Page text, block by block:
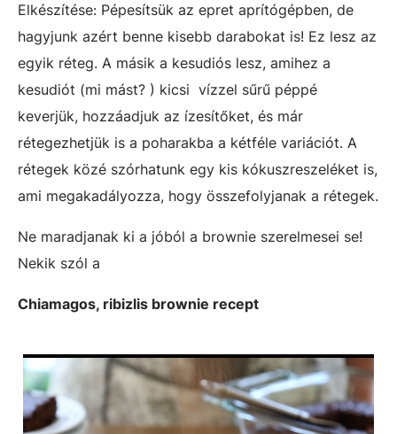
Elkészítése: Pépesítsük az epret aprítógépben, de
hagyjunk azért benne kisebb darabokat is! Ez lesz az
egyik réteg. A másik a kesudiós lesz, amihez a
kesudiót (mi mást? ) kicsi vízzel sűrű péppé
keverjük, hozzáadjuk az ízesítőket, és már
rétegezhetjük is a poharakba a kétféle variációt. A
rétegek közé szórhatunk egy kis kókuszreszeléket is,
ami megakadályozza, hogy összefolyjanak a rétegek.
Ne maradjanak ki a jóból a brownie szerelmesei se!
Nekik szól a
Chiamagos, ribizlis brownie recept